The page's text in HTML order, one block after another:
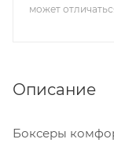
может
Описание
Боксеры